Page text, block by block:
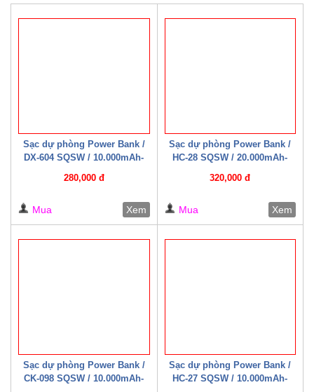
Sạc dự phòng Power Bank /
DX-604 SQSW / 10.000mAh-
280,000 đ
Mua Xem
Sạc dự phòng Power Bank /
HC-28 SQSW / 20.000mAh-
Trắng/ Đen
320,000 đ
Mua Xem
Sạc dự phòng Power Bank /
CK-098 SQSW / 10.000mAh-
Sạc dự phòng Power Bank /
HC-27 SQSW / 10.000mAh-